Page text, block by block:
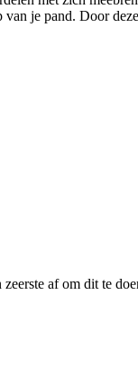
je pand. Door
af om dit te